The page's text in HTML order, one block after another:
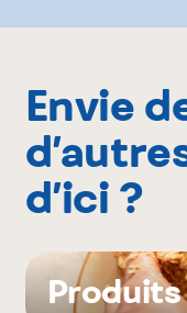
Envie
d’ici ?